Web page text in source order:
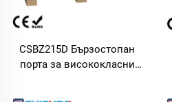
CSBZ215D Бързостопан
порта за висококласни